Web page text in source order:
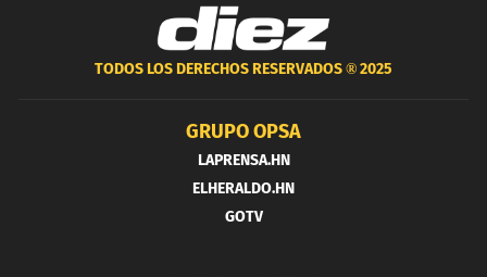
TODOS LOS DERECHOS RESERVADOS ®2025
GRUPO OPSA
LAPRENSA.HN
ELHERALDO.HN
GOTV